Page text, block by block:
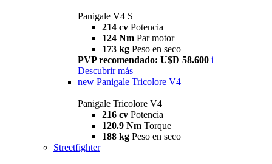
Panigale V4 S
214 cv Potencia
124 Nm Par motor
173 kg Peso en seco
PVP recomendado: U$D 58.600 i
Descubrir más
new Panigale Tricolore V4
Panigale Tricolore V4
216 cv Potencia
120.9 Nm Torque
188 kg Peso en seco
Streetfighter